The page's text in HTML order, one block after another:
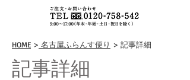
HOME > 名古屋ふらんす便り > 記事詳細
記事詳細